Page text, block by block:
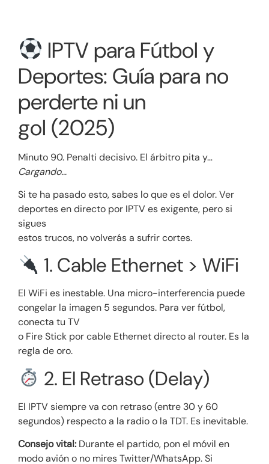
IPTV para Fútbol y
Deportes: Guía para no
perderte ni un
gol (2025)
Minuto 90. Penalti decisivo. El árbitro pita y…
Cargando…
Si te ha pasado esto, sabes lo que es el dolor. Ver
deportes en directo por IPTV es exigente, pero si
sigues
estos trucos, no volverás a sufrir cortes.
1. Cable Ethernet > WiFi
El WiFi es inestable. Una micro-interferencia puede
congelar la imagen 5 segundos. Para ver fútbol,
conecta tu TV
o Fire Stick por cable Ethernet directo al router. Es la
regla de oro.
2. El Retraso (Delay)
El IPTV siempre va con retraso (entre 30 y 60
segundos) respecto a la radio o la TDT. Es inevitable.
Consejo vital: Durante el partido, pon el móvil en
modo avión o no mires Twitter/WhatsApp. Si